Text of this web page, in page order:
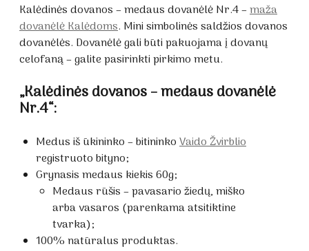
Kalėdinės dovanos – medaus dovanėlė Nr.4 –maža
dovanėlė Kalėdoms. Mini simbolinės saldžios dovanos
dovanėlės. Dovanėlė gali būti pakuojama į dovanų
celofaną – galite pasirinkti pirkimo metu.
„Kalėdinės dovanos – medaus dovanėlė
Nr.4“:
Medus iš ūkininko – bitininkoVaido Žvirblio
registruoto bityno;
Grynasis medaus kiekis 60g;
Medaus rūšis – pavasario žiedų, miško
arba vasaros (parenkama atsitiktine
tvarka);
100% natūralus produktas.